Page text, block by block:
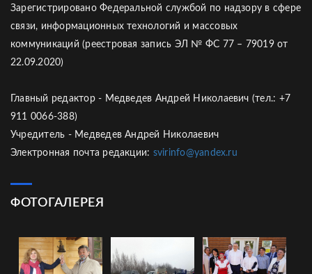
Зарегистрировано Федеральной службой по надзору в сфере
связи, информационных технологий и массовых
коммуникаций (реестровая запись ЭЛ № ФС 77 – 79019 от
22.09.2020)
Главный редактор - Медведев Андрей Николаевич (тел.: +7
911 0066-388)
Учредитель - Медведев Андрей Николаевич
Электронная почта редакции: svirinfo@yandex.ru
ФОТОГАЛЕРЕЯ